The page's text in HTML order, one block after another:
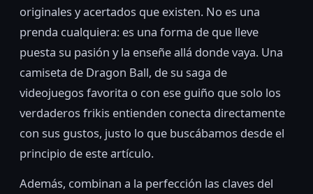
originales y acertados que existen. No es una
prenda cualquiera: es una forma de que lleve
puesta su pasión y la enseñe allá donde vaya. Una
camiseta de Dragon Ball, de su saga de
videojuegos favorita o con ese guiño que solo los
verdaderos frikis entienden conecta directamente
con sus gustos, justo lo que buscábamos desde el
principio de este artículo.
Además, combinan a la perfección las claves del